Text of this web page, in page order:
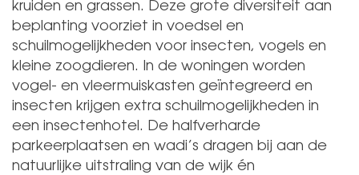
kruiden en grassen. Deze grote diversiteit aan
beplanting voorziet in voedsel en
schuilmogelijkheden voor insecten, vogels en
kleine zoogdieren. In de woningen worden
vogel- en vleermuiskasten geïntegreerd en
insecten krijgen extra schuilmogelijkheden in
een insectenhotel. De halfverharde
parkeerplaatsen en wadi’s dragen bij aan de
natuurlijke uitstraling van de wijk én